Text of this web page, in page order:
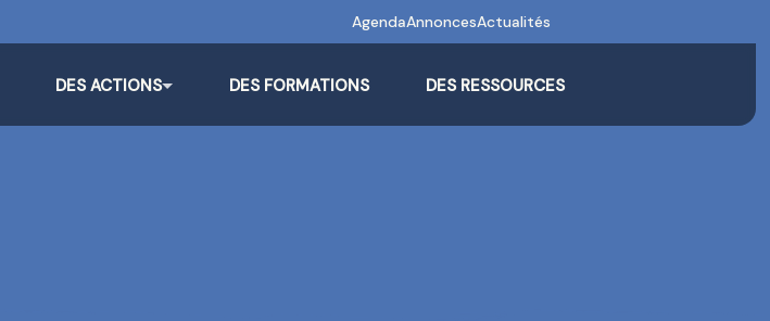
AgendaAnnoncesActualités
DES ACTIONS DES FORMATIONS DES RESSOURCES